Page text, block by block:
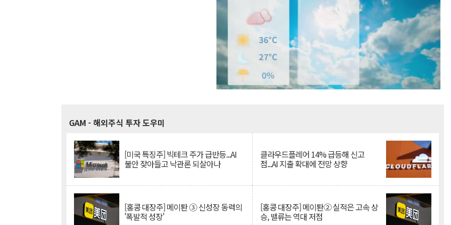
GAM - 해외주식 투자 도우미
[미국 특징주] 빅테크 주가 급반등...AI
불안 잦아들고 낙관론 되살아나
클라우드플레어 14% 급등해 신고
점...AI 지출 확대에 전망 상향
[홍콩 대장주] 메이퇀 ③ 신성장 동력의
'폭발적 성장'
[홍콩 대장주] 메이퇀② 실적은 고속 상
승, 밸류는 역대 저점